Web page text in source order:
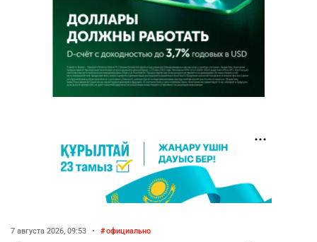
7 августа 2026, 09:53 • официально